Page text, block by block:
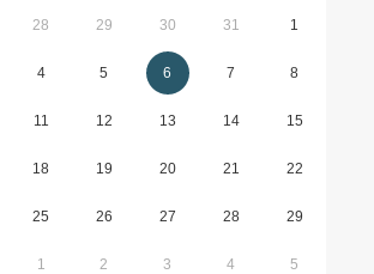
28 29 30 31 1
4 5 6 7 8
11 12 13 14 15
18 19 20 21 22
25 26 27 28 29
1 2 3 4 5